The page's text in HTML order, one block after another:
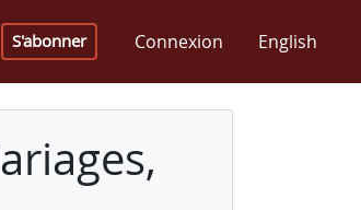
S'abonner Connexion English